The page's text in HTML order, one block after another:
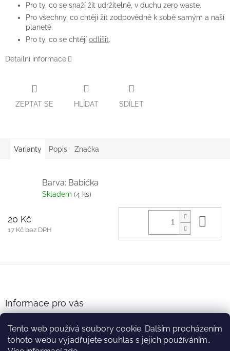
Tento web používá soubory cookie. Dalším procházením
tohoto webu vyjadřujete souhlas s jejich používáním..
Pro ty, co se snaží žít udržitelně, v duchu zero waste.
Pro všechny, co chtějí žít zodpovědně k sobě samým a naší
planetě.
Pro ty, co se chtějí odlišit.
Detailní informace
ZEPTAT SE HLÍDAT SDÍLET
Varianty Popis Značka
Barva: Babička
Skladem (4 ks)
20 Kč
17 Kč bez DPH
t
Informace pro vás
Podmínky ochrany osobních údajů